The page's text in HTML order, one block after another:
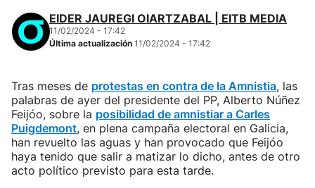
EIDER JAUREGI OIARTZABAL | EITB MEDIA
11/02/2024 - 17:42
Última actualización 11/02/2024 - 17:42
Tras meses de protestas en contra de la Amnistia, las
palabras de ayer del presidente del PP, Alberto Núñez
Feijóo, sobre la posibilidad de amnistiar a Carles
Puigdemont, en plena campaña electoral en Galicia,
han revuelto las aguas y han provocado que Feijóo
haya tenido que salir a matizar lo dicho, antes de otro
acto político previsto para esta tarde.